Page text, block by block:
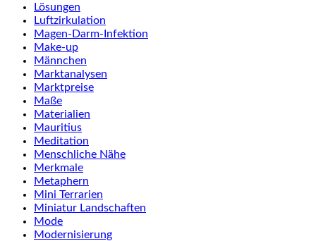
Lösungen
Luftzirkulation
Magen-Darm-Infektion
Make-up
Männchen
Marktanalysen
Marktpreise
Maße
Materialien
Mauritius
Meditation
Menschliche Nähe
Merkmale
Metaphern
Mini Terrarien
Miniatur Landschaften
Mode
Modernisierung